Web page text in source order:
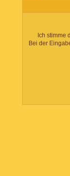
Ich stimme
Bei der